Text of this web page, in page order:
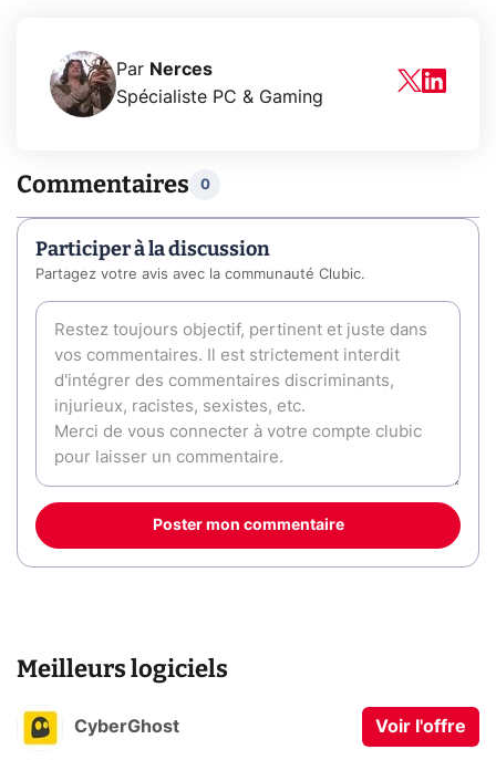
Par Nerces
Spécialiste PC & Gaming
Commentaires 0
Participer à la discussion
Partagez votre avis avec la communauté Clubic.
Poster mon commentaire
Meilleurs logiciels
CyberGhost Voir l'offre